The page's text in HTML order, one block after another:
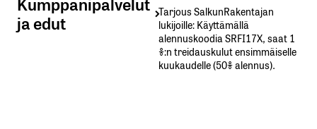
ja edut
Tarjous SalkunRakentajan
lukijoille: Käyttämällä​ ​
alennuskoodia​ ​SRFI17X,​ ​saat​ ​1
%:n treidauskulut​ ​ensimmäiselle​ ​
kuukaudelle​ ​(50%​ ​alennus).